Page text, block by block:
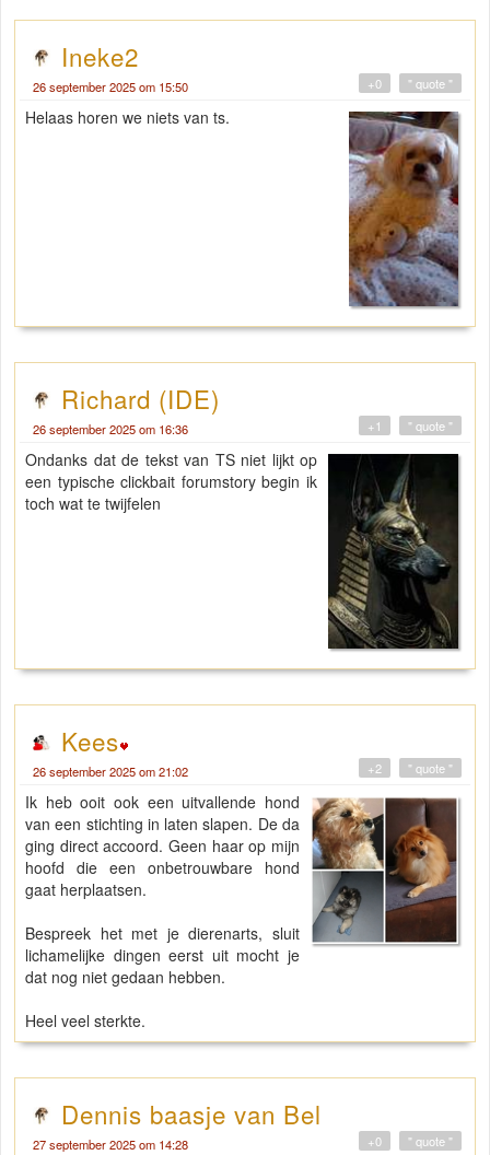
Ineke2
26 september 2025 om 15:50 " quote "
+0
Helaas horen we niets van ts.
Richard (IDE)
26 september 2025 om 16:36 " quote "
+1
Ondanks dat de tekst van TS niet lijkt op
een typische clickbait forumstory begin ik
toch wat te twijfelen
Kees
26 september 2025 om 21:02 " quote "
+2
Ik heb ooit ook een uitvallende hond
van een stichting in laten slapen. De da
ging direct accoord. Geen haar op mijn
hoofd die een onbetrouwbare hond
gaat herplaatsen.
Bespreek het met je dierenarts, sluit
lichamelijke dingen eerst uit mocht je
dat nog niet gedaan hebben.
Heel veel sterkte.
Dennis baasje van Bel
27 september 2025 om 14:28 " quote "
+0